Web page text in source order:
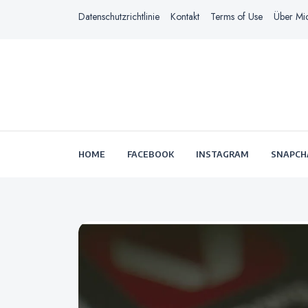
Datenschutzrichtlinie Kontakt Terms of Use Über
HOME FACEBOOK INSTAGRAM